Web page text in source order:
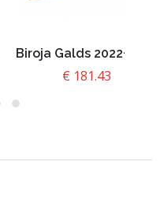
Biroja Galds 2022+2026
€ 181.43